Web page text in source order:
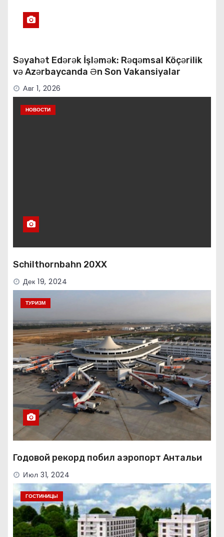
Səyahət Edərək İşləmək: Rəqəmsal Köçərilik
və Azərbaycanda Ən Son Vakansiyalar
Авг 1, 2026
НОВОСТИ
Schilthornbahn 20XX
Дек 19, 2024
ТУРИЗМ
Годовой рекорд побил аэропорт Антальи
Июл 31, 2024
ГОСТИНИЦЫ